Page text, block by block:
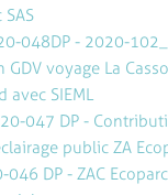
048DP - 2020-
voyage La
avec SIEML
047 DP -
public ZA
DP - ZAC